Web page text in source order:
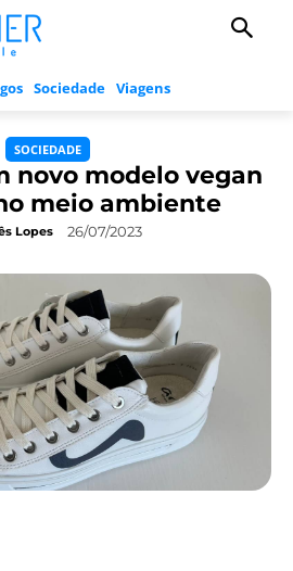
Sociedade Viagens
SOCIEDADE
novo modelo vegan
meio ambiente
Lopes 26/07/2023